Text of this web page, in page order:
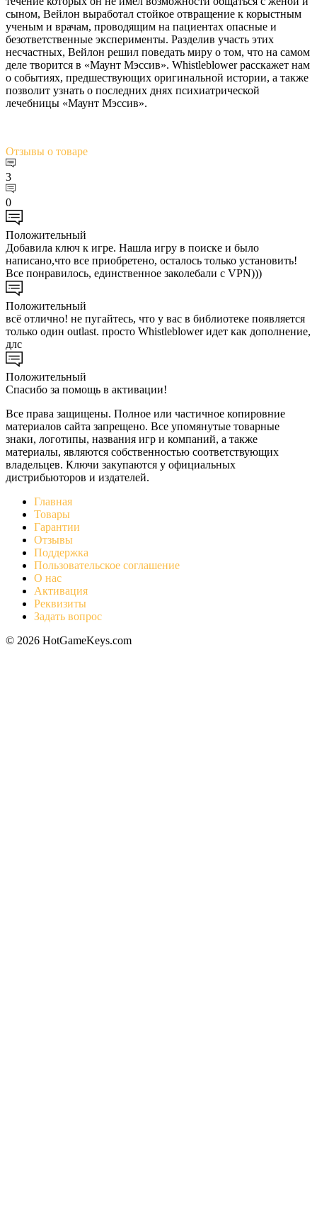
сыном, Вейлон выработал стойкое отвращение к корыстным
ученым и врачам, проводящим на пациентах опасные и
безответственные эксперименты. Разделив участь этих
несчастных, Вейлон решил поведать миру о том, что на самом
деле творится в «Маунт Мэссив». Whistleblower расскажет нам
о событиях, предшествующих оригинальной истории, а также
позволит узнать о последних днях психиатрической
лечебницы «Маунт Мэссив».
Отзывы о товаре
3
0
Положительный
Добавила ключ к игре. Нашла игру в поиске и было
написано,что все приобретено, осталось только установить!
Все понравилось, единственное заколебали с VPN)))
Положительный
всё отлично! не пугайтесь, что у вас в библиотеке появляется
только один outlast. просто Whistleblower идет как дополнение,
длс
Положительный
Спасибо за помощь в активации!
Все права защищены. Полное или частичное копировние
материалов сайта запрещено. Все упомянутые товарные
знаки, логотипы, названия игр и компаний, а также
материалы, являются собственностью соответствующих
владельцев. Ключи закупаются у официальных
дистрибьюторов и издателей.
Главная
Товары
Гарантии
Отзывы
Поддержка
Пользовательское соглашение
О нас
Активация
Реквизиты
Задать вопрос
© 2026 HotGameKeys.com